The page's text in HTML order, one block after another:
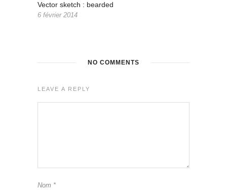
Vector sketch : bearded
6 février 2014
NO COMMENTS
LEAVE A REPLY
Nom *